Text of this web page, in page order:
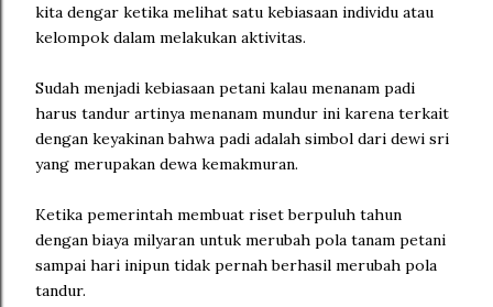
kita dengar ketika melihat satu kebiasaan individu atau
kelompok dalam melakukan aktivitas.
Sudah menjadi kebiasaan petani kalau menanam padi
harus tandur artinya menanam mundur ini karena terkait
dengan keyakinan bahwa padi adalah simbol dari dewi sri
yang merupakan dewa kemakmuran.
Ketika pemerintah membuat riset berpuluh tahun
dengan biaya milyaran untuk merubah pola tanam petani
sampai hari inipun tidak pernah berhasil merubah pola
tandur.